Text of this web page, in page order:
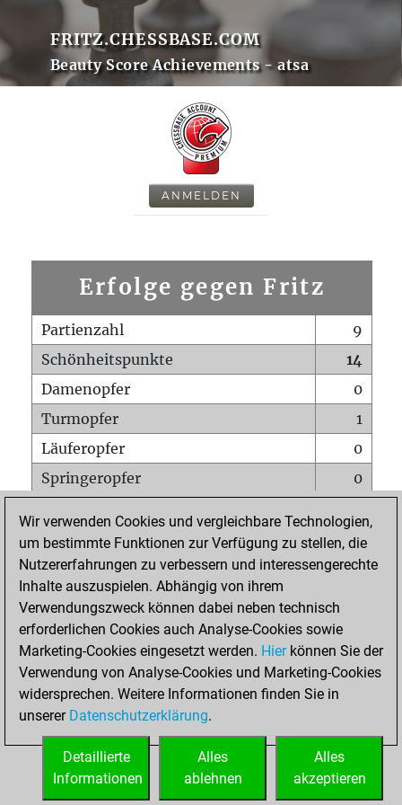
FRITZ.CHESSBASE.COM
Beauty Score Achievements - atsa
ANMELDEN
Erfolge gegen Fritz
Partienzahl
9
Schönheitspunkte
14
Damenopfer
0
Turmopfer
1
Läuferopfer
0
Springeropfer
0
Matt auf vollem Brett
0
Bauer setzt Matt
0
Erstickte Matts
Unterverwandlungen
Türme auf der siebten
0
STARTSEITE
Wir verwenden Cookies und vergleichbare Technologien,
um bestimmte Funktionen zur Verfügung zu stellen, die
Nutzererfahrungen zu verbessern und interessengerechte
Inhalte auszuspielen. Abhängig von ihrem
Verwendungszweck können dabei neben technisch
erforderlichen Cookies auch Analyse-Cookies sowie
Marketing-Cookies eingesetzt werden. Hierkönnen Sie der
Verwendung von Analyse-Cookies und Marketing-Cookies
widersprechen. Weitere Informationen finden Sie in
unserer Datenschutzerklärung.
Alles
akzeptieren
Alles
ablehnen
Detaillierte
Informationen